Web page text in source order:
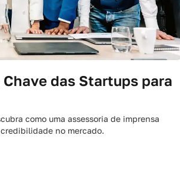
das Startups para
como uma assessoria de imprensa
no mercado.